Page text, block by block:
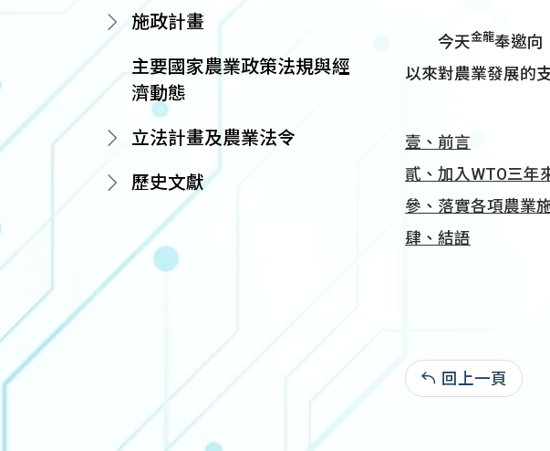
施政計畫
主要國家農業政策法規與經
濟動態
立法計畫及農業法令
歷史文獻
今天金龍奉邀向
以來對農業發展的
壹、前言
貳、加入WTO三年
參、落實各項農業
肆、結語
回上一頁